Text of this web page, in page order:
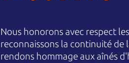
Nous honorons avec respect
reconnaissons la continuité de
rendons hommage aux aînés